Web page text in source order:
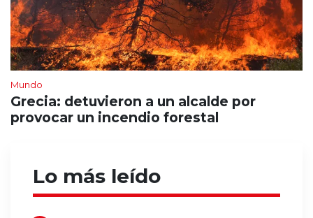
Mundo
Grecia: detuvieron a un alcalde por
provocar un incendio forestal
Lo más leído